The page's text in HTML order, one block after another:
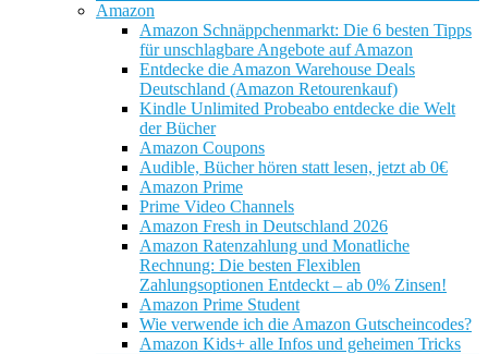
Amazon
Amazon Schnäppchenmarkt: Die 6 besten Tipps
für unschlagbare Angebote auf Amazon
Entdecke die Amazon Warehouse Deals
Deutschland (Amazon Retourenkauf)
Kindle Unlimited Probeabo entdecke die Welt
der Bücher
Amazon Coupons
Audible, Bücher hören statt lesen, jetzt ab 0€
Amazon Prime
Prime Video Channels
Amazon Fresh in Deutschland 2026
Amazon Ratenzahlung und Monatliche
Rechnung: Die besten Flexiblen
Zahlungsoptionen Entdeckt – ab 0% Zinsen!
Amazon Prime Student
Wie verwende ich die Amazon Gutscheincodes?
Amazon Kids+ alle Infos und geheimen Tricks